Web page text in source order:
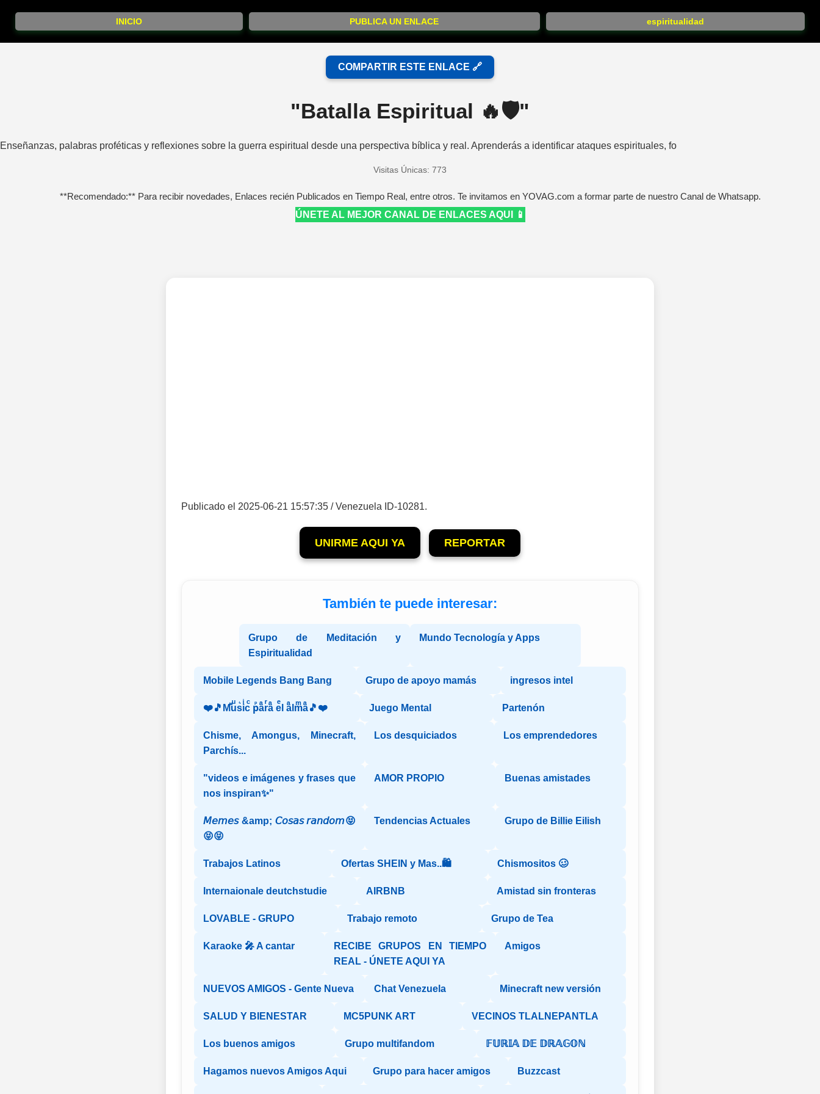
INICIO PUBLICA UN ENLACE espiritualidad
COMPARTIR ESTE ENLACE 🔗
"Batalla Espiritual 🔥🛡️"
Enseñanzas, palabras proféticas y reflexiones sobre la guerra espiritual desde una perspectiva bíblica y real. Aprenderás a identificar ataques espirituales, fo
Visitas Únicas: 773
**Recomendado:** Para recibir novedades, Enlaces recién Publicados en Tiempo Real, entre otros. Te invitamos en YOVAG.com a formar parte de nuestro Canal de Whatsapp.
ÚNETE AL MEJOR CANAL DE ENLACES AQUI 📱
Publicado el 2025-06-21 15:57:35 / Venezuela ID-10281.
UNIRME AQUI YA REPORTAR
También te puede interesar:
Grupo de Meditación y
Espiritualidad
Mundo Tecnología y Apps
Mobile Legends Bang Bang Grupo de apoyo mamás ingresos intel
❤️🎵Mⷨuͧs͛iͥcͨ рⷬaͣrͬaͣ eͤl aͣlmͫaͣ🎵❤️ Juego Mental Partenón
Chisme, Amongus, Minecraft,
Parchís...
Los desquiciados Los emprendedores
"videos e imágenes y frases que
nos inspiran✨"
AMOR PROPIO Buenas amistades
𝘔𝘦𝘮𝘦𝘴 &amp; 𝘊𝘰𝘴𝘢𝘴 𝘳𝘢𝘯𝘥𝘰𝘮😝
😝😝
Tendencias Actuales Grupo de Billie Eilish
Trabajos Latinos Ofertas SHEIN y Mas..🛍️ Chismositos 🥴
Internaionale deutchstudie AIRBNB Amistad sin fronteras
LOVABLE - GRUPO Trabajo remoto Grupo de Tea
Karaoke 🎤 A cantar
RECIBE GRUPOS EN TIEMPO
REAL - ÚNETE AQUI YA
Amigos
NUEVOS AMIGOS - Gente Nueva Chat Venezuela Minecraft new versión
SALUD Y BIENESTAR MC5PUNK ART VECINOS TLALNEPANTLA
Los buenos amigos Grupo multifandom 𝔽𝕌ℝ𝕀𝔸 𝔻𝔼 𝔻ℝ𝔸𝔾𝕆ℕ
Hagamos nuevos Amigos Aqui Grupo para hacer amigos Buzzcast